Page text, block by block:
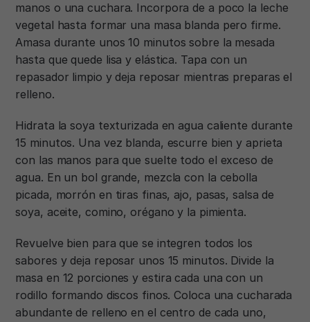
manos o una cuchara. Incorpora de a poco la leche
vegetal hasta formar una masa blanda pero firme.
Amasa durante unos 10 minutos sobre la mesada
hasta que quede lisa y elástica. Tapa con un
repasador limpio y deja reposar mientras preparas el
relleno.
Hidrata la soya texturizada en agua caliente durante
15 minutos. Una vez blanda, escurre bien y aprieta
con las manos para que suelte todo el exceso de
agua. En un bol grande, mezcla con la cebolla
picada, morrón en tiras finas, ajo, pasas, salsa de
soya, aceite, comino, orégano y la pimienta.
Revuelve bien para que se integren todos los
sabores y deja reposar unos 15 minutos. Divide la
masa en 12 porciones y estira cada una con un
rodillo formando discos finos. Coloca una cucharada
abundante de relleno en el centro de cada uno,